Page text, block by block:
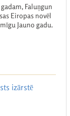
Faluņgun
Eiropas novēl
Jauno gadu.
izārstē